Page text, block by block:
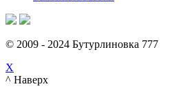
© 2009 - 2024 Бутурлиновка 777
X
^ Наверх